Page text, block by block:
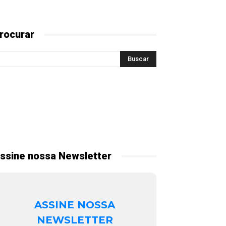
nossa Newsletter
ASSINE NOSSA
NEWSLETTER